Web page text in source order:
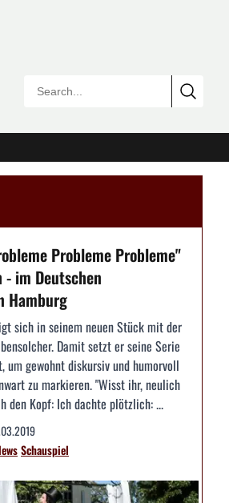
Probleme Probleme"
- im Deutschen
Hamburg
sich in seinem neuen Stück mit der
Damit setzt er seine Serie
um gewohnt diskursiv und humorvoll
zu markieren. "Wisst ihr, neulich
den Kopf: Ich dachte plötzlich: ...
Schauspiel